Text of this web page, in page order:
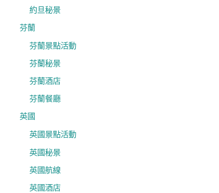
約旦秘景
芬蘭
芬蘭景點活動
芬蘭秘景
芬蘭酒店
芬蘭餐廳
英國
英國景點活動
英國秘景
英國航線
英國酒店